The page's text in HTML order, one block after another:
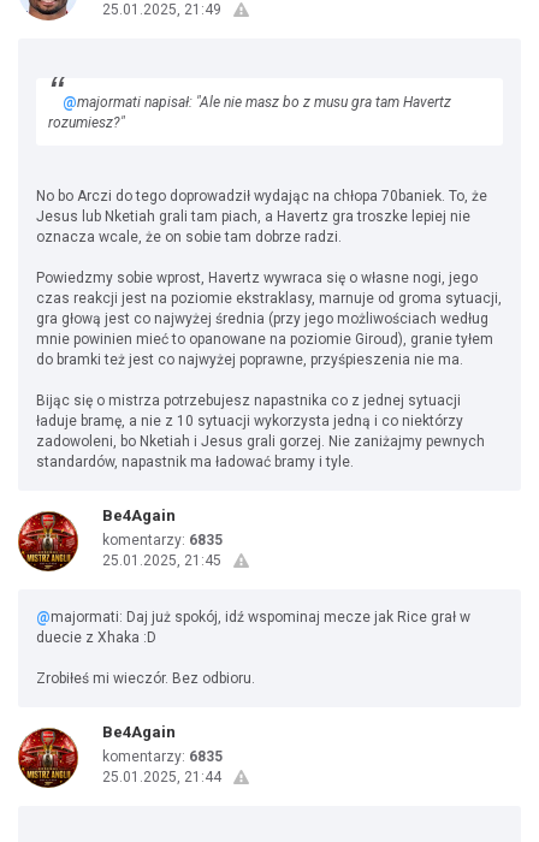
25.01.2025, 21:49
@majormati napisał: "Ale nie masz bo z musu gra tam Havertz
rozumiesz?"
No bo Arczi do tego doprowadził wydając na chłopa 70baniek. To, że
Jesus lub Nketiah grali tam piach, a Havertz gra troszke lepiej nie
oznacza wcale, że on sobie tam dobrze radzi.
Powiedzmy sobie wprost, Havertz wywraca się o własne nogi, jego
czas reakcji jest na poziomie ekstraklasy, marnuje od groma sytuacji,
gra głową jest co najwyżej średnia (przy jego możliwościach według
mnie powinien mieć to opanowane na poziomie Giroud), granie tyłem
do bramki też jest co najwyżej poprawne, przyśpieszenia nie ma.
Bijąc się o mistrza potrzebujesz napastnika co z jednej sytuacji
ładuje bramę, a nie z 10 sytuacji wykorzysta jedną i co niektórzy
zadowoleni, bo Nketiah i Jesus grali gorzej. Nie zaniżajmy pewnych
standardów, napastnik ma ładować bramy i tyle.
Be4Again
komentarzy: 6835
25.01.2025, 21:45
@majormati: Daj już spokój, idź wspominaj mecze jak Rice grał w
duecie z Xhaka :D
Zrobiłeś mi wieczór. Bez odbioru.
Be4Again
komentarzy: 6835
25.01.2025, 21:44